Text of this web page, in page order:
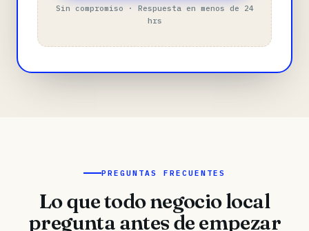
Sin compromiso · Respuesta en menos de 24
hrs
PREGUNTAS FRECUENTES
Lo que todo negocio local
pregunta antes de empezar